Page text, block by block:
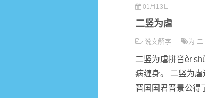
01月13日
二竖为虐
说文解字 为 二
二竖为虐拼音èr
病缠身。 二竖为虐
晋国国君晋景公得